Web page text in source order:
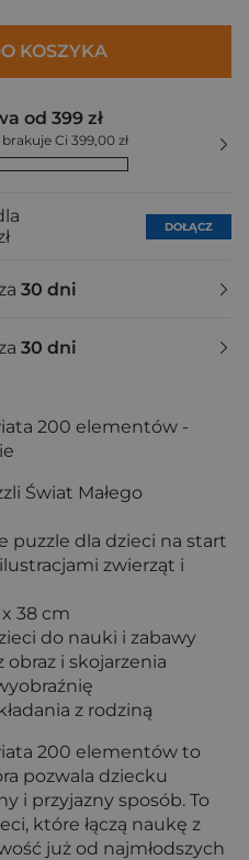
KOSZYKA
od 399 zł
Ci 399,00 zł
DOŁĄCZ
30 dni
30 dni
200 elementów -
Świat Małego
puzzle dla dzieci na start
zwierząt i
38 cm
do nauki i zabawy
i skojarzenia
z rodziną
200 elementów to
pozwala dziecku
i przyjazny sposób. To
które łączą naukę z
już od najmłodszych